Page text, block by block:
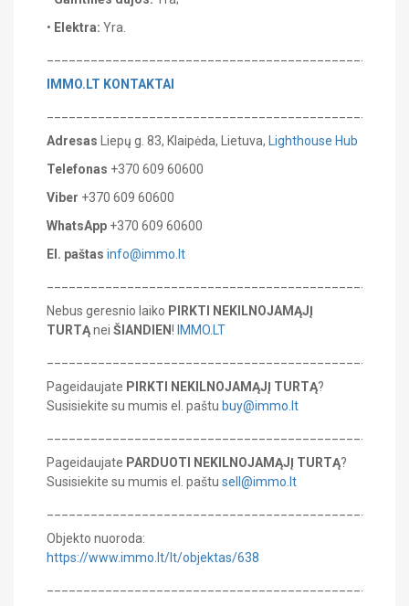
• Elektra: Yra.
IMMO.LT KONTAKTAI
Adresas
Liepų g. 83, Klaipėda, Lietuva,
Lighthouse Hub
Telefonas +370 609 60600
Viber +370 609 60600
WhatsApp +370 609 60600
El. paštas info@immo.lt
Nebus geresnio laiko PIRKTI
NEKILNOJAMĄJĮ
TURTĄnei ŠIANDIEN! IMMO.LT
Pageidaujate PIRKTI NEKILNOJAMĄJĮ TURTĄ?
Susisiekite su mumis el. paštu buy@immo.lt
Pageidaujate PARDUOTI NEKILNOJAMĄJĮ TURTĄ?
Susisiekite su mumis el. paštu sell@immo.lt
Objekto nuoroda:
https://www.immo.lt/lt/objektas/638